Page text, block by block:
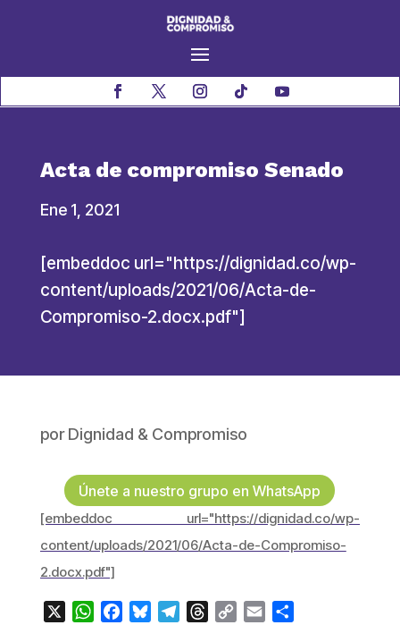
Acta de compromiso Senado
Ene 1, 2021
[embeddoc url="https://dignidad.co/wp-
content/uploads/2021/06/Acta-de-
Compromiso-2.docx.pdf"]
porDignidad & Compromiso
Únete a nuestro grupo en WhatsApp
[embeddoc url="https://dignidad.co/wp-
content/uploads/2021/06/Acta-de-Compromiso-
2.docx.pdf"]
WhatsApp
FacebookBlueskyTelegramThreads
Copy Email